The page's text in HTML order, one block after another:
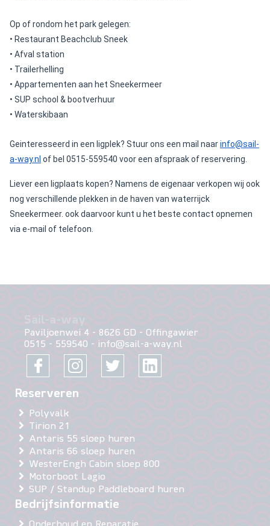
Op of rondom het park gelegen:
• Restaurant Beachclub Sneek
• Afval station
• Trailerhelling
• Appartementen aan het Sneekermeer
• SUP school & bootverhuur
• Waterskibaan
Geinteresseerd in een ligplek? Stuur ons een mail naarinfo@sail-
a-way.nl of bel 0515-559540 voor een afspraak of reservering.
Liever een ligplaats kopen? Namens de eigenaar verkopen wij ook
nog verschillende plekken in de haven van waterrijck
Sneekermeer. ook daarvoor kunt u het beste contact opnemen
via e-mail of telefoon.
Sail-a-way
Paviljoenwei 4 - 8626 GD - Offingawier
0515 - 559540 - info@sail-a-way.nl
Polyvalk
Tirion 21
Antaris 55 sloep huren
Antaris 66 sloep huren
WesterEngh Cabin sloep 800
Motorboot Lagio
SUP / Standup Paddleboard huren